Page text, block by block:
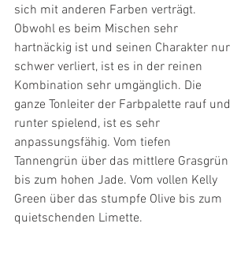
sich mit anderen Farben verträgt.
Obwohl es beim Mischen sehr
hartnäckig ist und seinen Charakter nur
schwer verliert, ist es in der reinen
Kombination sehr umgänglich. Die
ganze Tonleiter der Farbpalette rauf und
runter spielend, ist es sehr
anpassungsfähig. Vom tiefen
Tannengrün über das mittlere Grasgrün
bis zum hohen Jade. Vom vollen Kelly
Green über das stumpfe Olive bis zum
quietschenden Limette.